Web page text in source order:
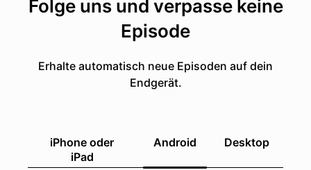
Folge uns und verpasse keine
Episode
Erhalte automatisch neue Episoden auf dein
Endgerät.
iPhone oder
iPad
Android Desktop